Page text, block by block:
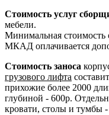
Стоимость услуг
мебели.
Минимальная стоимость
МКАД оплачивается
Стоимость заноса
грузового лифта
прихожие более 2000
глубиной - 600р.
кровати, столы и тумбы -